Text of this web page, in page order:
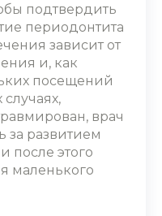
подтвердить
периодонтита
зависит от
и, как
посещений
случаях,
врач
за развитием
после этого
маленького